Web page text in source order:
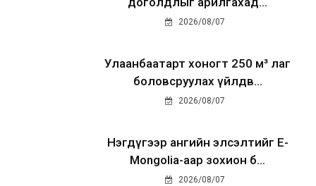
2026/08/07
Улаанбаатарт хоногт 250 м³ лаг
боловсруулах үйлдв...
2026/08/07
Нэгдүгээр ангийн элсэлтийг E-
Mongolia-аар зохион б...
2026/08/07